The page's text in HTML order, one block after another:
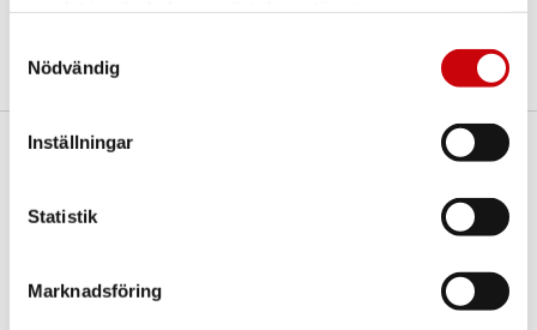
Nödvändig
Inställningar
Statistik
Marknadsföring
Dela